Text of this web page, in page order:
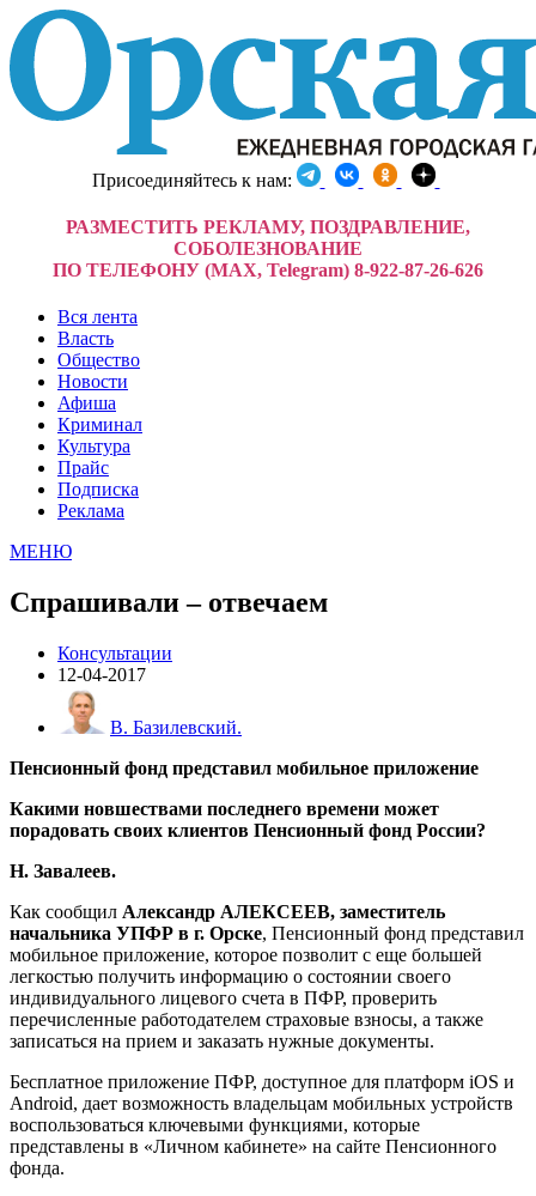
Присоединяйтесь к нам:
РАЗМЕСТИТЬ РЕКЛАМУ, ПОЗДРАВЛЕНИЕ,
СОБОЛЕЗНОВАНИЕ
ПО ТЕЛЕФОНУ (MAX, Telegram) 8-922-87-26-626
Вся лента
Власть
Общество
Новости
Афиша
Криминал
Культура
Прайс
Подписка
Реклама
МЕНЮ
Спрашивали – отвечаем
Консультации
12-04-2017
В. Базилевский.
Пенсионный фонд представил мобильное приложение
Какими новшествами последнего времени может
порадовать своих клиентов Пенсионный фонд России?
Н. Завалеев.
Как сообщил Александр АЛЕКСЕЕВ, заместитель
начальника УПФР в г. Орске, Пенсионный фонд представил
мобильное приложение, которое позволит с еще большей
легкостью получить информацию о состоянии своего
индивидуального лицевого счета в ПФР, проверить
перечисленные работодателем страховые взносы, а также
записаться на прием и заказать нужные документы.
Бесплатное приложение ПФР, доступное для платформ iOS и
Android, дает возможность владельцам мобильных устройств
воспользоваться ключевыми функциями, которые
представлены в «Личном кабинете» на сайте Пенсионного
фонда.